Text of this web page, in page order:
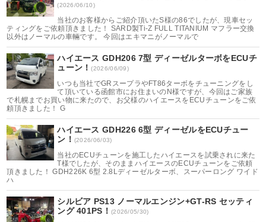
(2026/06/10)
当社のお客様からご紹介頂いたS様の86でしたが、現車セッ
ティングをご依頼頂きました！ SARD製Ti-Z FULL TITANIUM マフラー交換
以外はノーマルの車輛です。 今回はエキマニがノーマルで
ハイエース GDH206 7型 ディーゼルターボをECUチ
ューン！(2026/06/09)
いつも当社でGRスープラやFT86ターボをチューニングをし
て頂いている函館市にお住まいのN様ですが、今回はご家族
で札幌までお買い物に来たので、お父様のハイエースをECUチューンをご依
頼頂きました！ G
ハイエース GDH226 6型 ディーゼルをECUチュー
ン！ (2026/06/03)
当社のECUチューンを施工したハイエースを試乗されに来た
T様でしたが、そのままハイエースのECUチューンをご依頼
頂きました！ GDH226K 6型 2.8Lディーゼルターボ、スーパーロング ワイド
ハ
シルビア PS13 ノーマルエンジン+GT-RS セッティ
ング 401PS！ (2026/05/30)